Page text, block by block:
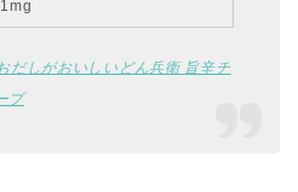
だしがおいしいどん兵衛 旨辛チ
プ